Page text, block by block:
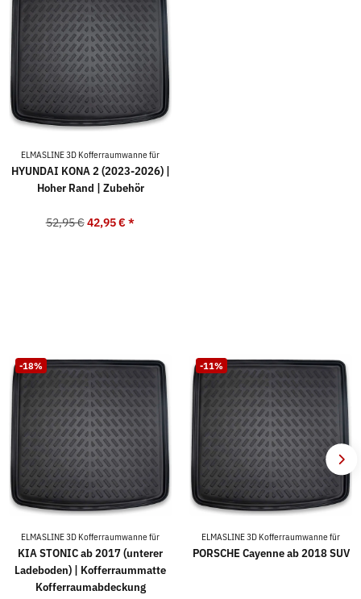
ELMASLINE 3D Kofferraumwanne für
HYUNDAI KONA 2 (2023-2026) |
Hoher Rand | Zubehör
52,95 € 42,95 €*
-18%
ELMASLINE 3D Kofferraumwanne für
KIA STONIC ab 2017 (unterer
Ladeboden) | Kofferraummatte
Kofferraumabdeckung
-11%
ELMASLINE 3D Kofferraumwanne für
PORSCHE Cayenne ab 2018 SUV